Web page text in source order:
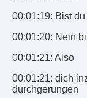
00:01:19: Bist
00:01:20: Nein
00:01:21: Also
00:01:21: dich
durchgerungen